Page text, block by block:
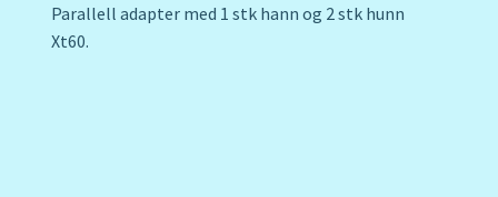
Parallell adapter med 1 stk hann og 2 stk hunn
Xt60.